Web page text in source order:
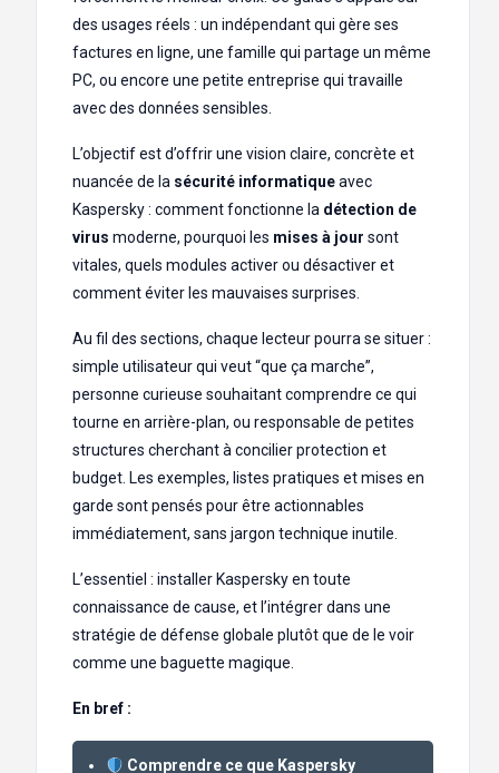
des usages réels : un indépendant qui gère ses
factures en ligne, une famille qui partage un même
PC, ou encore une petite entreprise qui travaille
avec des données sensibles.
L’objectif est d’offrir une vision claire, concrète et
nuancée de la sécurité informatiqueavec
Kaspersky : comment fonctionne la détection de
virus moderne, pourquoi les mises à jour sont
vitales, quels modules activer ou désactiver et
comment éviter les mauvaises surprises.
Au fil des sections, chaque lecteur pourra se situer :
simple utilisateur qui veut “que ça marche”,
personne curieuse souhaitant comprendre ce qui
tourne en arrière-plan, ou responsable de petites
structures cherchant à concilier protection et
budget. Les exemples, listes pratiques et mises en
garde sont pensés pour être actionnables
immédiatement, sans jargon technique inutile.
L’essentiel : installer Kaspersky en toute
connaissance de cause, et l’intégrer dans une
stratégie de défense globale plutôt que de le voir
comme une baguette magique.
En bref :
Comprendre ce que Kaspersky